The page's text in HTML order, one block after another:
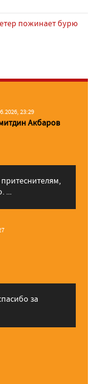
пожинает бурю
23:29
Акбаров
...
за